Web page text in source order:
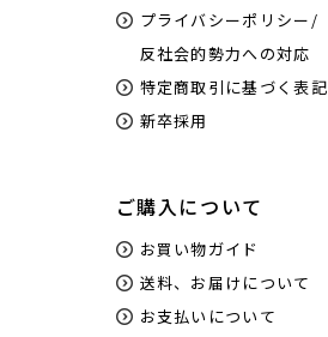
プライバシーポリシー/
反社会的勢力への対応
特定商取引に基づく表記
新卒採用
ご購入について
お買い物ガイド
送料、お届けについて
お支払いについて